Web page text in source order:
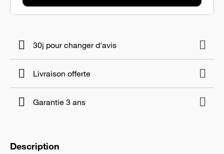
30j pour changer d'avis
Livraison offerte
Garantie 3 ans
Description